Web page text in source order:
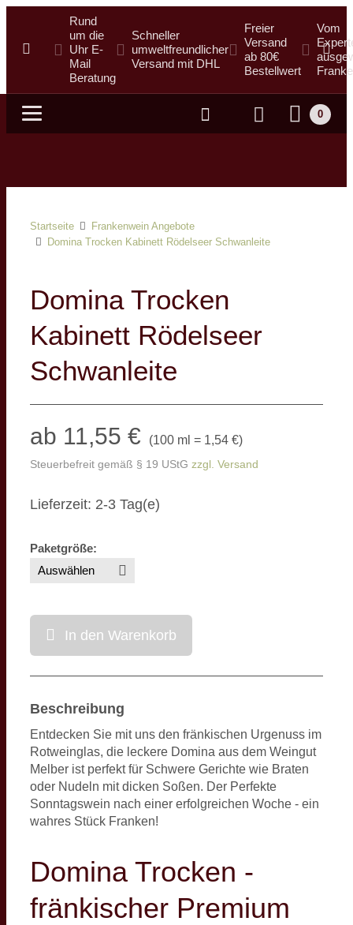
Rund
um die
Uhr E-
Mail
Beratung
Schneller
umweltfreundlicher
Versand mit DHL
Freier
Versand
ab 80€
Bestellwert
Vom
Suche
0
Startseite
Frankenwein Angebote
Domina Trocken Kabinett Rödelseer Schwanleite
Domina Trocken
Kabinett Rödelseer
Schwanleite
ab 11,55 € (100 ml = 1,54 €)
Steuerbefreit gemäß § 19 UStG zzgl. Versand
Lieferzeit: 2-3 Tag(e)
Paketgröße:
In den Warenkorb
Beschreibung
Entdecken Sie mit uns den fränkischen Urgenuss im
Rotweinglas, die leckere Domina aus dem Weingut
Melber ist perfekt für Schwere Gerichte wie Braten
oder Nudeln mit dicken Soßen. Der Perfekte
Sonntagswein nach einer erfolgreichen Woche - ein
wahres Stück Franken!
Domina Trocken -
fränkischer Premium